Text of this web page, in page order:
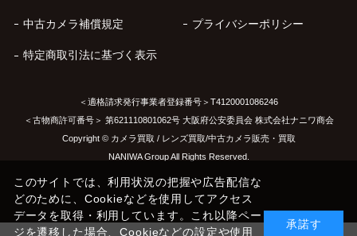
中古カメラ補償規定 プライバシーポリシー
特定商取引法に基づく表示
＜適格請求発行事業者登録番号＞T4120001086246
＜古物商許可番号＞ 第621110801062号 大阪府公安委員会 株式会社ナニワ商会
Copyright © カメラ買取 / レンズ買取/中古カメラ販売・買取
NANIWA Group All Rights Reserved.
このサイトでは、利用状況の把握や広告配信な
どのために、Cookieなどを使用してアクセス
データを取得・利用しています。これ以降ペー
ジを遷移した場合、Cookieなどの設定や使用
承諾す